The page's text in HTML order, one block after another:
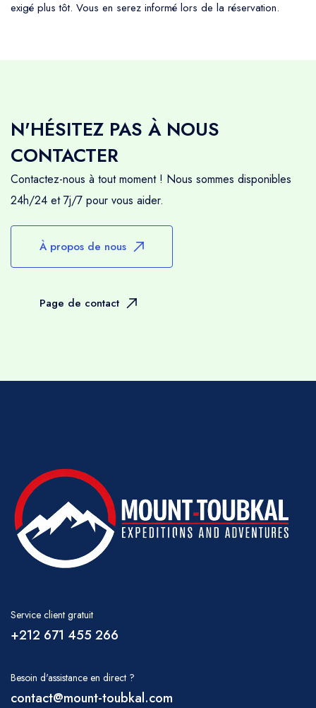
exigé plus tôt. Vous en serez informé lors de la réservation.
N'HÉSITEZ PAS À NOUS
CONTACTER
Contactez-nous à tout moment ! Nous sommes disponibles
24h/24 et 7j/7 pour vous aider.
À propos de nous
Page de contact
Service client gratuit
+212 671 455 266
Besoin d'assistance en direct ?
contact@mount-toubkal.com